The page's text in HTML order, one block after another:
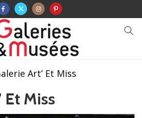
Art’ Et Miss
Et Miss